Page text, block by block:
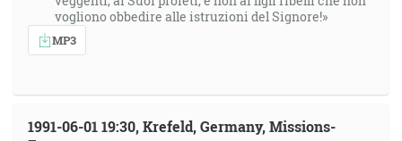
vogliono obbedire alle istruzioni del Signore!»
MP3
1991-06-01 19:30, Krefeld, Germany, Missions-